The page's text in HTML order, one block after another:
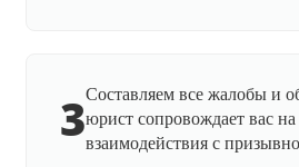
3Составляем все жалобы и
юрист сопровождает вас
взаимодействия с